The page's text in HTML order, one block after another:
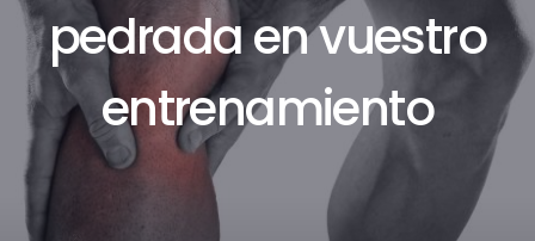
pedrada en vuestro
entrenamiento